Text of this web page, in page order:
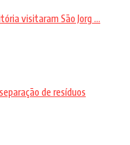
visitaram São Jorg ...
de resíduos